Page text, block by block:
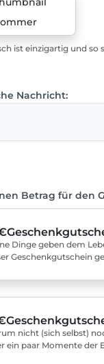
ist einzigartig und so
Nachricht:
Betrag für den
Dinge geben dem
Geschenkgutschein
nicht (sich selbst)
ein paar Momente der